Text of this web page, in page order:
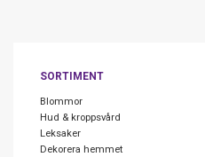
SORTIMENT
Blommor
Hud & kroppsvård
Leksaker
Dekorera hemmet